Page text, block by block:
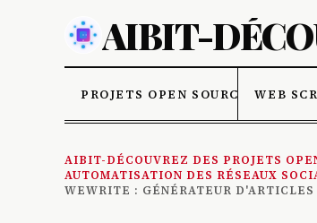
AIBIT-
PROJETS OPEN SOURCE WEB
AIBIT-DÉCOUVREZ DES PROJETS
AUTOMATISATION DES RÉSEAUX
WEWRITE : GÉNÉRATEUR